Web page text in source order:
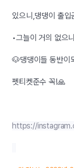
있으니,댕댕이 출입
•그늘이 거의 없으
🐶댕댕이들 동반이
펫티켓준수 꼭!🙏
https://